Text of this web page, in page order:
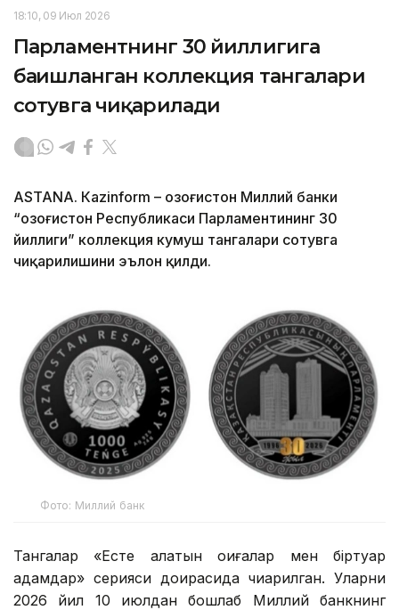
18:10, 09 Июл 2026
Парламентнинг 30 йиллигига
бағишланган коллекция тангалари
сотувга чиқарилади
ASTANА. Кazinform – Қозоғистон Миллий банки
“Қозоғистон Республикаси Парламентининг 30
йиллиги” коллекция кумуш тангалари сотувга
чиқарилишини эълон қилди.
Фото: Миллий банк
Тангалар «Есте қалатын оқиғалар мен біртуар
адамдар» серияси доирасида чиқарилган. Уларни
2026 йил 10 июлдан бошлаб Миллий банкнинг